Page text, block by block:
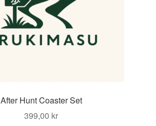
After Hunt Coaster Set
399,00 kr